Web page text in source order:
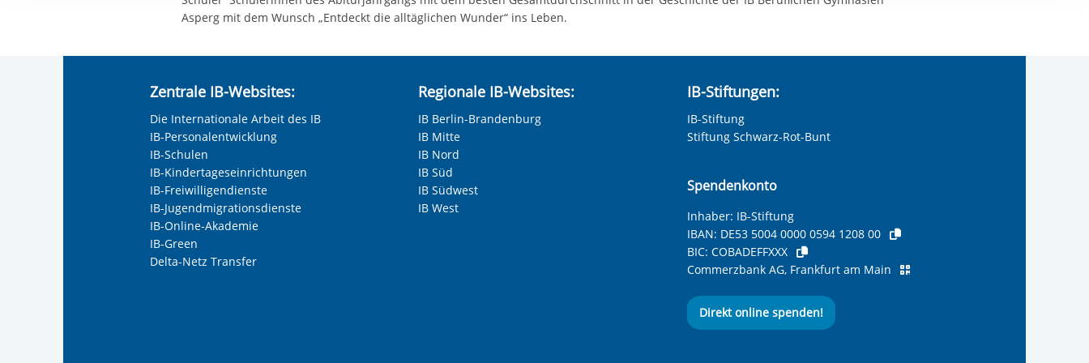
Ihre etwaige Einwilligung erstreckt sich nicht auf notwendige Cookies, die erforderlich zur Bereitstellung
der von Ihnen aufgerufenen und somit gewünschten Website-Funktionen sind. Diese Cookies setzen wir
Asperg mit dem Wunsch „Entdeckt die alltäglichen Wunder“ ins Leben.
Zentrale IB-Websites:
Die Internationale Arbeit des IB
IB-Personalentwicklung
IB-Schulen
IB-Kindertageseinrichtungen
IB-Freiwilligendienste
IB-Jugendmigrationsdienste
IB-Online-Akademie
IB-Green
Delta-Netz Transfer
Regionale IB-Websites:
IB Berlin-Brandenburg
IB Mitte
IB Nord
IB Süd
IB Südwest
IB West
IB-Stiftungen:
IB-Stiftung
Stiftung Schwarz-Rot-Bunt
Spendenkonto
Inhaber: IB-Stiftung
IBAN: DE53 5004 0000 0594 1208 00
BIC: COBADEFFXXX
Commerzbank AG, Frankfurt am Main
Direkt online spenden!